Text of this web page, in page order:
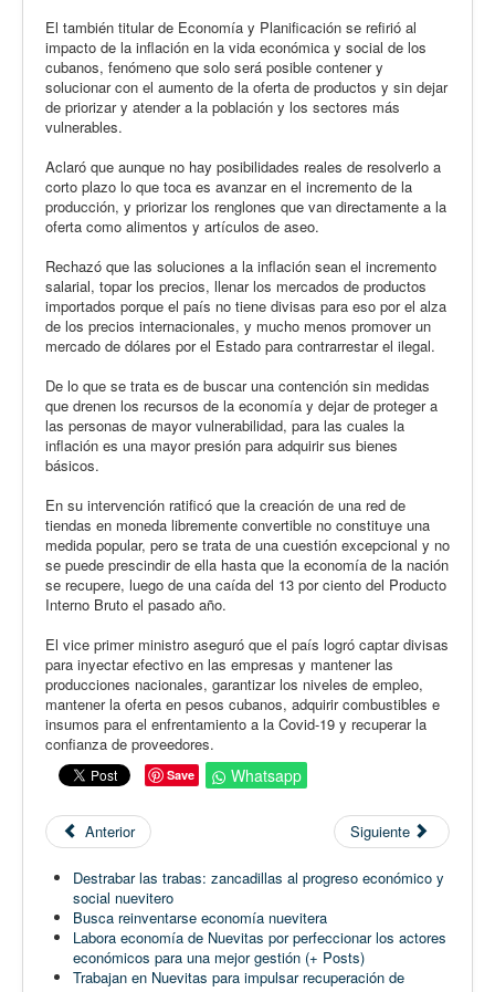
El también titular de Economía y Planificación se refirió al
impacto de la inflación en la vida económica y social de los
cubanos, fenómeno que solo será posible contener y
solucionar con el aumento de la oferta de productos y sin dejar
de priorizar y atender a la población y los sectores más
vulnerables.
Aclaró que aunque no hay posibilidades reales de resolverlo a
corto plazo lo que toca es avanzar en el incremento de la
producción, y priorizar los renglones que van directamente a la
oferta como alimentos y artículos de aseo.
Rechazó que las soluciones a la inflación sean el incremento
salarial, topar los precios, llenar los mercados de productos
importados porque el país no tiene divisas para eso por el alza
de los precios internacionales, y mucho menos promover un
mercado de dólares por el Estado para contrarrestar el ilegal.
De lo que se trata es de buscar una contención sin medidas
que drenen los recursos de la economía y dejar de proteger a
las personas de mayor vulnerabilidad, para las cuales la
inflación es una mayor presión para adquirir sus bienes
básicos.
En su intervención ratificó que la creación de una red de
tiendas en moneda libremente convertible no constituye una
medida popular, pero se trata de una cuestión excepcional y no
se puede prescindir de ella hasta que la economía de la nación
se recupere, luego de una caída del 13 por ciento del Producto
Interno Bruto el pasado año.
El vice primer ministro aseguró que el país logró captar divisas
para inyectar efectivo en las empresas y mantener las
producciones nacionales, garantizar los niveles de empleo,
mantener la oferta en pesos cubanos, adquirir combustibles e
insumos para el enfrentamiento a la Covid-19 y recuperar la
confianza de proveedores.
Save Whatsapp
Anterior Siguiente
Destrabar las trabas: zancadillas al progreso económico y
social nuevitero
Busca reinventarse economía nuevitera
Labora economía de Nuevitas por perfeccionar los actores
económicos para una mejor gestión (+ Posts)
Trabajan en Nuevitas para impulsar recuperación de